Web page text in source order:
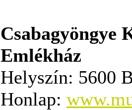
Csabagyöngye
Emlékház
Helyszín: 5600
Honlap: